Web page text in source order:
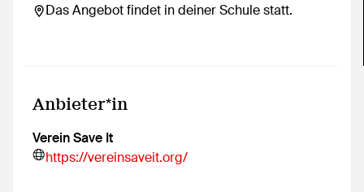
Das Angebot findet in deiner Schule statt.
Anbieter*in
Verein Save It
https://vereinsaveit.org/